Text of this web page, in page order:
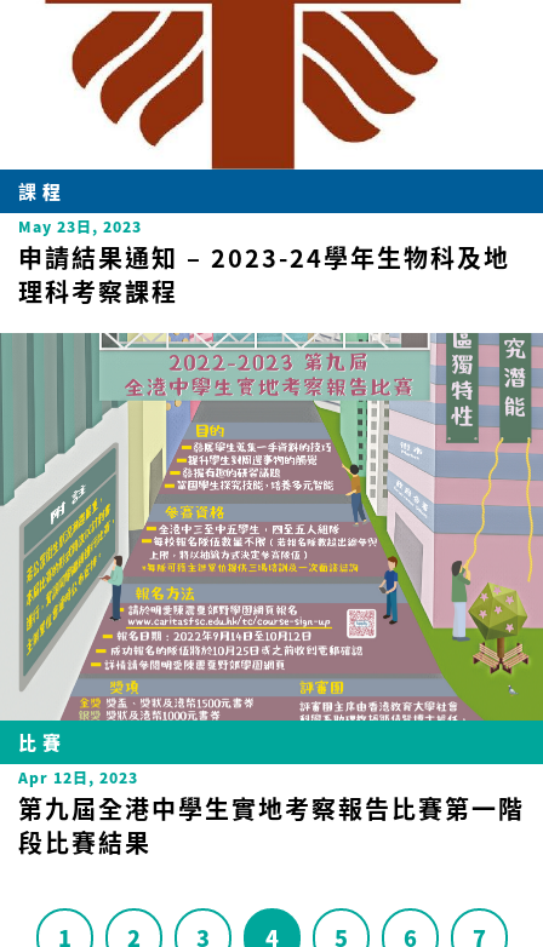
課程
May 23日, 2023
申請結果通知 – 2023-24學年生物科及地
理科考察課程
比賽
Apr 12日, 2023
第九屆全港中學生實地考察報告比賽第一階
段比賽結果
1 2 3 4 5 6 7